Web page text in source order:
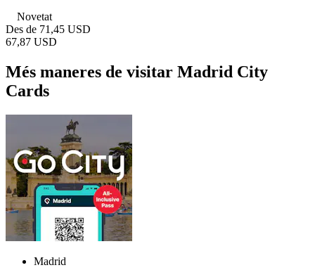
Novetat
Des de 71,45 USD
67,87 USD
Més maneres de visitar Madrid City
Cards
Madrid